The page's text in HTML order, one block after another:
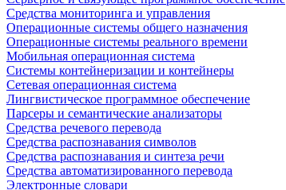
Средства мониторинга и управления
Операционные системы общего назначения
Операционные системы реального времени
Мобильная операционная система
Системы контейнеризации и контейнеры
Сетевая операционная система
Лингвистическое программное обеспечение
Парсеры и семантические анализаторы
Средства речевого перевода
Средства распознавания символов
Средства распознавания и синтеза речи
Средства автоматизированного перевода
Электронные словари